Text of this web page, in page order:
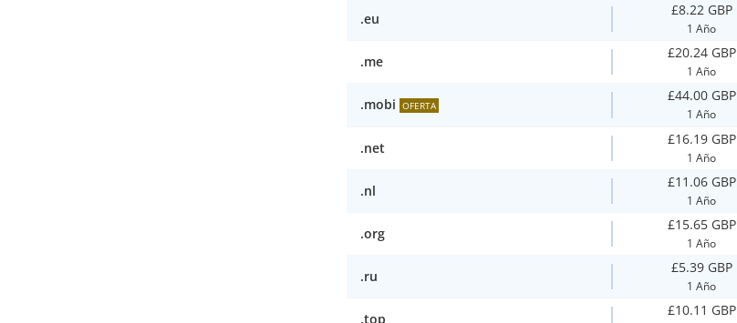
.eu
£8.22 GBP
1 Año
.me
£20.24 GBP
1 Año
.mobi OFERTA
£44.00 GBP
1 Año
.net
£16.19 GBP
1 Año
.nl
£11.06 GBP
1 Año
.org
£15.65 GBP
1 Año
.ru
£5.39 GBP
1 Año
.top
£10.11 GBP